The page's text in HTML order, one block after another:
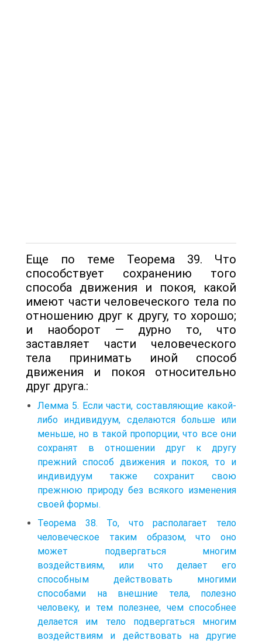
Еще по теме Теорема 39. Что
способствует сохранению того
способа движения и покоя, какой
имеют части человеческого тела по
отношению друг к другу, то хорошо;
и наоборот — дурно то, что
заставляет части человеческого
тела принимать иной способ
движения и покоя относительно
друг друга.:
Лемма 5. Если части, составляющие какой-
либо индивидуум, сделаются больше или
меньше, но в такой пропорции, что все они
сохранят в отношении друг к другу
прежний способ движения и покоя, то и
индивидуум также сохранит свою
прежнюю природу без всякого изменения
своей формы.
Теорема 38. То, что располагает тело
человеческое таким образом, что оно
может подвергаться многим
воздействиям, или что делает его
способным действовать многими
способами на внешние тела, полезно
человеку, и тем полезнее, чем способнее
делается им тело подвергаться многим
воздействиям и действовать на другие